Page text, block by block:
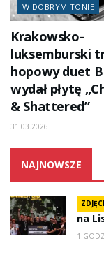
W DOBRYM TONIE
Krakowsko-
luksemburski
hopowy duet
wydał płytę
& Shattered”
31.03.2026
NAJNOWSZE
na
1